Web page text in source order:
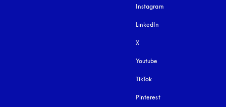
Instagram
LinkedIn
X
Youtube
TikTok
Pinterest